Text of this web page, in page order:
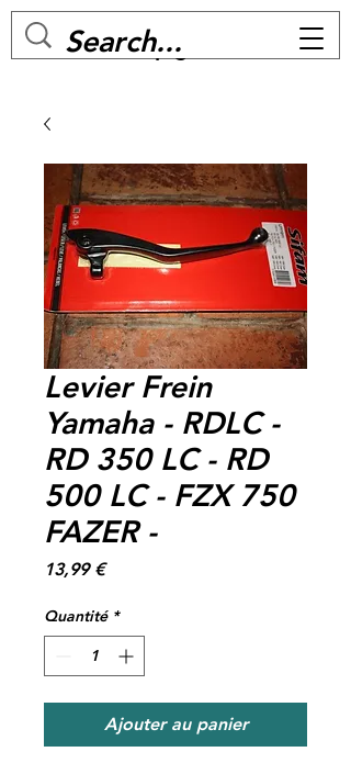
MC BIKE Perpignan
Levier Frein
Yamaha - RDLC -
RD 350 LC - RD
500 LC - FZX 750
FAZER -
13,99 €Prix
Quantité *
Ajouter au panier